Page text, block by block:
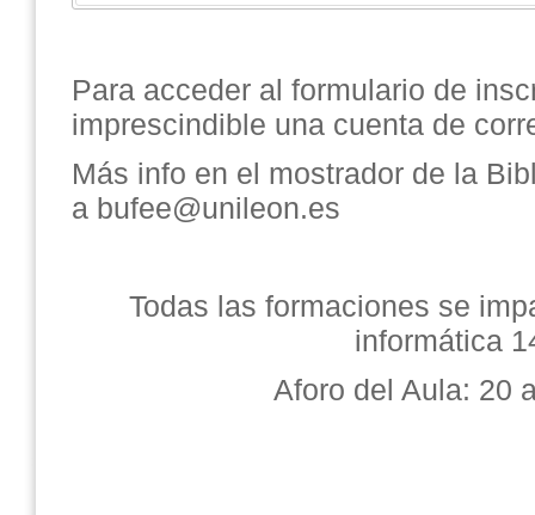
Para acceder al formulario de
imprescindible una cuenta de
Más info en el mostrador de la
a bufee@unileon.es
Todas las formaciones se
informática
Aforo del Aula: 20